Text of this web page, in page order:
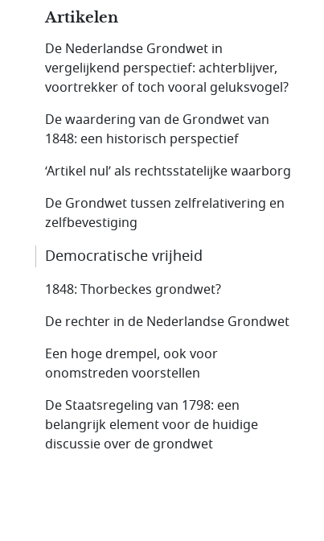
Artikelen
De Nederlandse Grondwet in
vergelijkend perspectief: achterblijver,
voortrekker of toch vooral geluksvogel?
De waardering van de Grondwet van
1848: een historisch perspectief
‘Artikel nul’ als rechtsstatelijke waarborg
De Grondwet tussen zelfrelativering en
zelfbevestiging
Democratische vrijheid
1848: Thorbeckes grondwet?
De rechter in de Nederlandse Grondwet
Een hoge drempel, ook voor
onomstreden voorstellen
De Staatsregeling van 1798: een
belangrijk element voor de huidige
discussie over de grondwet